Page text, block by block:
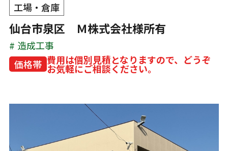
工場・倉庫
仙台市泉区 Ｍ株式会社様所有
造成工事
価格帯 費用は個別見積となりますので、どうぞ
お気軽にご相談ください。